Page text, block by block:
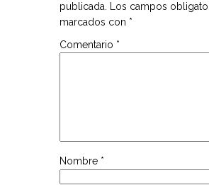
publicada.
Los campos
marcados con *
Comentario *
Nombre *